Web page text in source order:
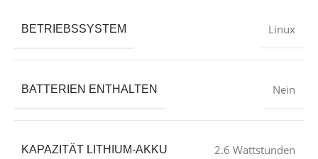
BETRIEBSSYSTEM ‎Linux
BATTERIEN ENTHALTEN ‎Nein
KAPAZITÄT LITHIUM-AKKU ‎2.6 Wattstunden